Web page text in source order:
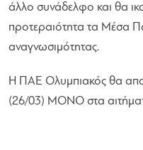
άλλο συνάδελφο και θα
προτεραιότητα τα Μέσα
αναγνωσιμότητας.
Η ΠΑΕ Ολυμπιακός θα
(26/03) ΜΟΝΟ στα